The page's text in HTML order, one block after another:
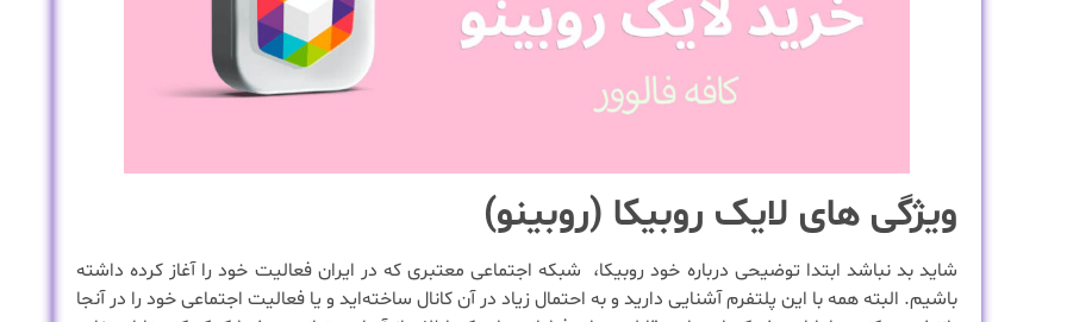
ویژگی های لایک روبیکا (روبینو)
شاید بد نباشد ابتدا توضیحی درباره خود روبیکا، شبکه اجتماعی معتبری که در ایران فعالیت خود را آغاز کرده داشته
باشیم. البته همه با این پلتفرم آشنایی دارید و به احتمال زیاد در آن کانال ساخته‌اید و یا فعالیت اجتماعی خود را در آنجا